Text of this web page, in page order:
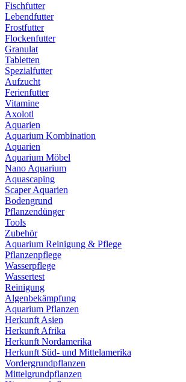
Fischfutter
Lebendfutter
Frostfutter
Flockenfutter
Granulat
Tabletten
Spezialfutter
Aufzucht
Ferienfutter
Vitamine
Axolotl
Aquarien
Aquarium Kombination
Aquarien
Aquarium Möbel
Nano Aquarium
Aquascaping
Scaper Aquarien
Bodengrund
Pflanzendünger
Tools
Zubehör
Aquarium Reinigung & Pflege
Pflanzenpflege
Wasserpflege
Wassertest
Reinigung
Algenbekämpfung
Aquarium Pflanzen
Herkunft Asien
Herkunft Afrika
Herkunft Nordamerika
Herkunft Süd- und Mittelamerika
Vordergrundpflanzen
Mittelgrundpflanzen